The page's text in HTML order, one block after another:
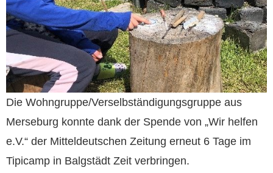
Die Wohngruppe/Verselbständigungsgruppe aus
Merseburg konnte dank der Spende von „Wir helfen
e.V.“ der Mitteldeutschen Zeitung erneut 6 Tage im
Tipicamp in Balgstädt Zeit verbringen.